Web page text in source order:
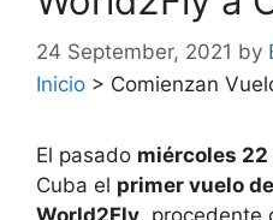
24 September, 2021 by
Inicio > Comienzan
El pasado miércoles
Cuba el primer vuelo
World2Fly, procedente